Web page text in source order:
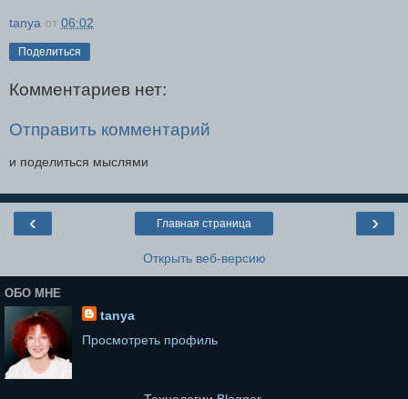
tanya от 06:02
Поделиться
Комментариев нет:
Отправить комментарий
и поделиться мыслями
‹ ›
Главная страница
Открыть веб-версию
ОБО МНЕ
tanya
Просмотреть профиль